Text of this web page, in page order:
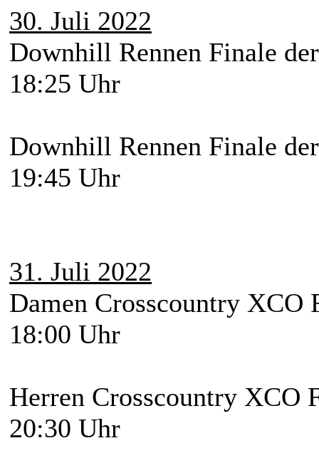
30. Juli 2022
Downhill Rennen Finale
18:25 Uhr
Downhill Rennen Finale
19:45 Uhr
31. Juli 2022
Damen Crosscountry XCO
18:00 Uhr
Herren Crosscountry XCO
20:30 Uhr